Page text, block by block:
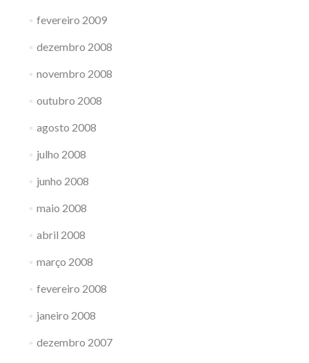
fevereiro 2009
dezembro 2008
novembro 2008
outubro 2008
agosto 2008
julho 2008
junho 2008
maio 2008
abril 2008
março 2008
fevereiro 2008
janeiro 2008
dezembro 2007